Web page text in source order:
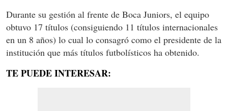
Durante su gestión al frente de Boca Juniors, el equipo
obtuvo 17 títulos (consiguiendo 11 títulos internacionales
en un 8 años) lo cual lo consagró como el presidente de la
institución que más títulos futbolísticos ha obtenido.
TE PUEDE INTERESAR: